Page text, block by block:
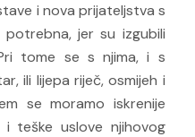
i nova prijateljstva s
jer su izgubili
tome se s njima, i s
ili lijepa riječ, osmijeh i
se moramo iskrenije
teške uslove njihovog